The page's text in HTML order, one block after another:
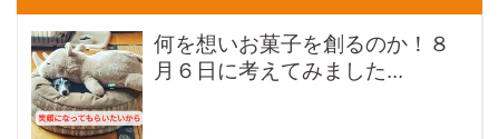
何を想いお菓子を創るのか！８
月６日に考えてみました...